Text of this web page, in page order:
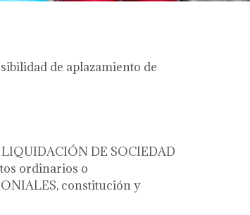
de aplazamiento de
DE SOCIEDAD
ordinarios o
constitución y